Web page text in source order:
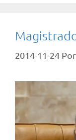
2014-11-24 Por